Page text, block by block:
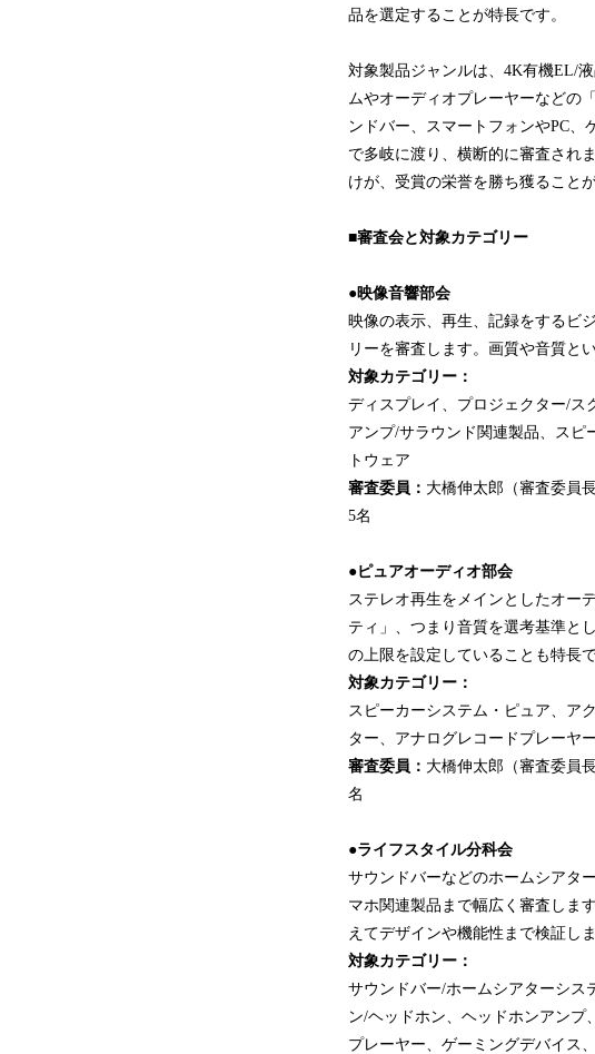
品を選定することが特長です。
対象製品ジャンルは、4K有機EL/
ムやオーディオプレーヤーなどの
ンドバー、スマートフォンやPC
で多岐に渡り、横断的に審査され
けが、受賞の栄誉を勝ち獲ること
■審査会と対象カテゴリー
●映像音響部会
映像の表示、再生、記録をするビ
リーを審査します。画質や音質と
対象カテゴリー：
ディスプレイ、プロジェクター/ス
アンプ/サラウンド関連製品、スピ
トウェア
審査委員： 大橋伸太郎（審査委員
5名
●ピュアオーディオ部会
ステレオ再生をメインとしたオー
ティ」、つまり音質を選考基準と
の上限を設定していることも特長で
対象カテゴリー：
スピーカーシステム・ピュア、ア
ター、アナログレコードプレーヤ
審査委員： 大橋伸太郎（審査委員
名
●ライフスタイル分科会
サウンドバーなどのホームシアタ
マホ関連製品まで幅広く審査しま
えてデザインや機能性まで検証しま
対象カテゴリー：
サウンドバー/ホームシアターシス
ン/ヘッドホン、ヘッドホンアン
プレーヤー、ゲーミングデバイス